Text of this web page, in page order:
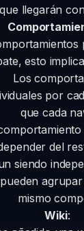
que llegarán
esto
Los
por
que cada
del
siendo
mismo
Wiki: